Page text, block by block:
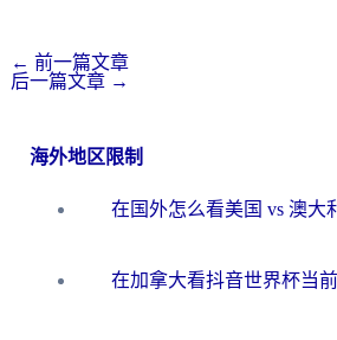
← 前一篇文章
后一篇文章 →
海外地区限制